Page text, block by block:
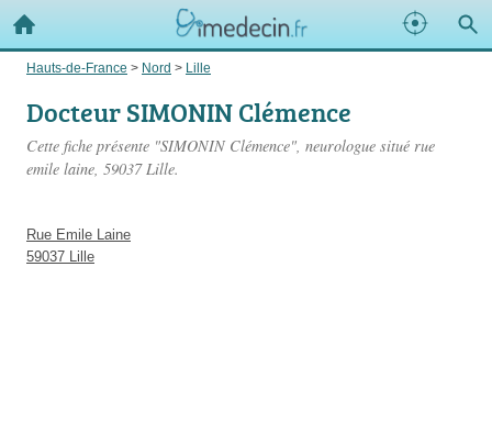
Hauts-de-France > Nord > Lille
Docteur SIMONIN Clémence
Cette fiche présente "SIMONIN Clémence", neurologue situé rue
emile laine, 59037 Lille.
Rue Emile Laine
59037 Lille